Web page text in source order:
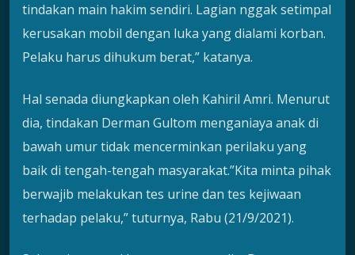
tindakan main hakim sendiri. Lagian nggak setimpal
kerusakan mobil dengan luka yang dialami korban.
Pelaku harus dihukum berat,” katanya.
Hal senada diungkapkan oleh Kahiril Amri. Menurut
dia, tindakan Derman Gultom menganiaya anak di
bawah umur tidak mencerminkan perilaku yang
baik di tengah-tengah masyarakat.”Kita minta pihak
berwajib melakukan tes urine dan tes kejiwaan
terhadap pelaku,” tuturnya, Rabu (21/9/2021).